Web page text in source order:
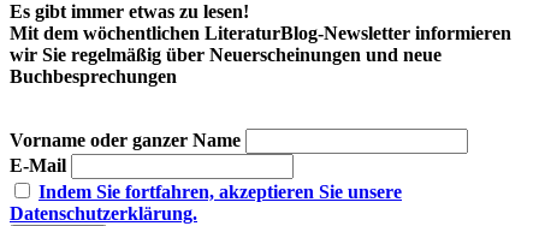
Es gibt immer etwas zu lesen!
Mit dem wöchentlichen LiteraturBlog-Newsletter informieren
wir Sie regelmäßig über Neuerscheinungen und neue
Buchbesprechungen
Vorname oder ganzer Name
E-Mail
Indem Sie fortfahren, akzeptieren Sie unsere
Datenschutzerklärung.